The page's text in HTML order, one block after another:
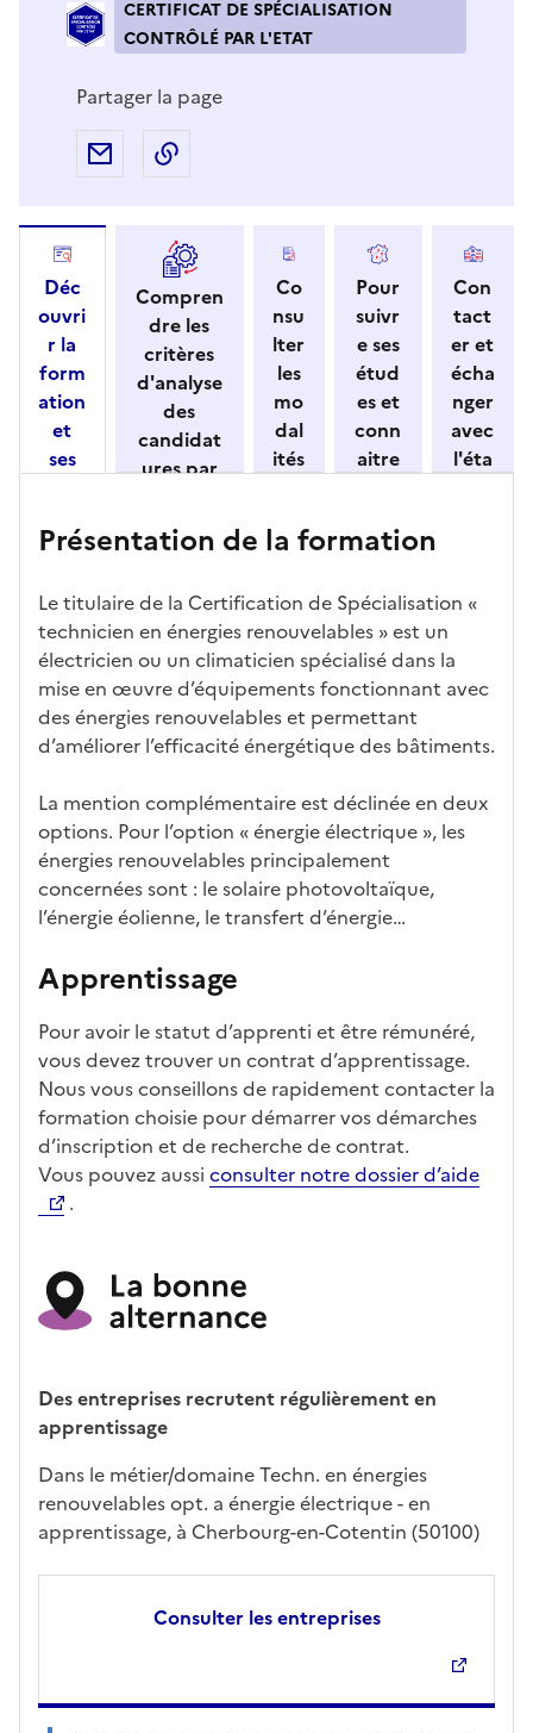
CERTIFICAT DE SPÉCIALISATION
CONTRÔLÉ PAR L'ETAT
Partager la page
Partager par e-mail
Déc
ouvri
r la
form
ation
et
ses
stiqu
Compren
dre les
critères
d'analyse
des
candidat
ures par
ment
Co
nsu
lter
les
mo
dal
ités
ndi
ure
Pour
suivr
e ses
étud
es et
conn
aitre
uché
Con
tact
er et
écha
nger
avec
l'éta
Présentation de la formation
Le titulaire de la Certification de Spécialisation «
technicien en énergies renouvelables » est un
électricien ou un climaticien spécialisé dans la
mise en œuvre d’équipements fonctionnant avec
des énergies renouvelables et permettant
d’améliorer l’efficacité énergétique des bâtiments.
La mention complémentaire est déclinée en deux
options. Pour l’option « énergie électrique », les
énergies renouvelables principalement
concernées sont : le solaire photovoltaïque,
l’énergie éolienne, le transfert d’énergie…
Apprentissage
Pour avoir le statut d’apprenti et être rémunéré,
vous devez trouver un contrat d’apprentissage.
Nous vous conseillons de rapidement contacter la
formation choisie pour démarrer vos démarches
d’inscription et de recherche de contrat.
Vous pouvez aussi consulter notre dossier d’aide
.
Des entreprises recrutent régulièrement en
apprentissage
Dans le métier/domaine Techn. en énergies
renouvelables opt. a énergie électrique - en
apprentissage, à Cherbourg-en-Cotentin (50100)
Consulter les entreprises